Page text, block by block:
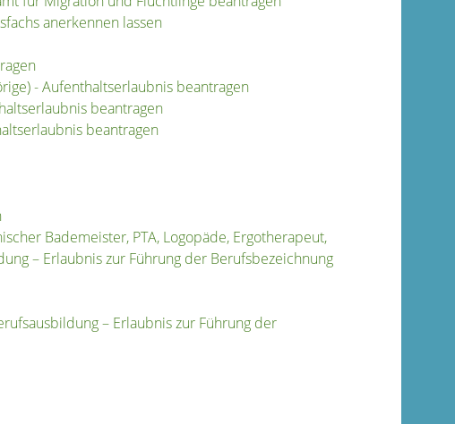
anerkennen lassen
- Aufenthaltserlaubnis beantragen
beantragen
beantragen
Bademeister, PTA, Logopäde, Ergotherapeut,
– Erlaubnis zur Führung der Berufsbezeichnung
– Erlaubnis zur Führung der